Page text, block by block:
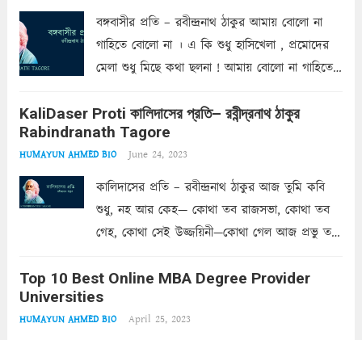
বঙ্গবাসীর প্রতি – রবীন্দ্রনাথ ঠাকুর আমায় বোলো না
গাহিতে বোলো না । এ কি শুধু হাসিখেলা , প্রমোদের
মেলা শুধু মিছে কথা ছলনা ! আমায় বোলো না গাহিতে
কলঙ্কের...Read more
KaliDaser Proti কালিদাসের প্রতি– রবীন্দ্রনাথ ঠাকুর
Rabindranath Tagore
HUMAYUN AHMED BIO June 24, 2023
কালিদাসের প্রতি – রবীন্দ্রনাথ ঠাকুর আজ তুমি কবি
শুধু, নহ আর কেহ— কোথা তব রাজসভা, কোথা তব
গেহ, কোথা সেই উজ্জয়িনী—কোথা গেল আজ প্রভু তব,
মনে হয় ছিলে তুমি চিরদিন চিরানন্দময় অলকার
অধিবাসী।...
Top 10 Best Online MBA Degree Provider
Universities
HUMAYUN AHMED BIO April 25, 2023